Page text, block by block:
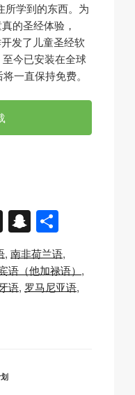
所学到的东西。为
的圣经体验，
发了儿童圣经软
今已安装在全球
一直保持免费。
X S
n
a
p
享
南非荷兰语
语（他加禄语）
语 罗马尼亚语